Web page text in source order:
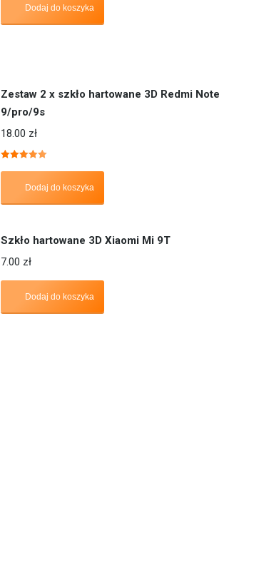
Dodaj do koszyka
Zestaw 2 x szkło hartowane 3D Redmi Note
9/pro/9s
18.00 zł
5.00
Dodaj do koszyka
Szkło hartowane 3D Xiaomi Mi 9T
7.00 zł
Dodaj do koszyka